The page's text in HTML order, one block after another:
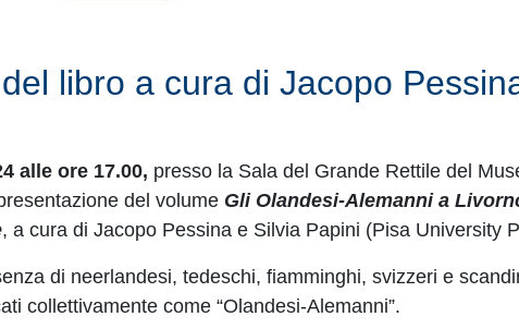
libro a cura di Jacopo
alle ore 17.00, presso la Sala del Grande Rettile del
del volume Gli Olandesi-Alemanni a
, a cura di Jacopo Pessina e Silvia Papini (Pisa University
di neerlandesi, tedeschi, fiamminghi, svizzeri e
collettivamente come “Olandesi-Alemanni”.